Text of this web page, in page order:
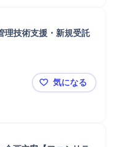
理技術支援・新規受託
【NECグル
気になる